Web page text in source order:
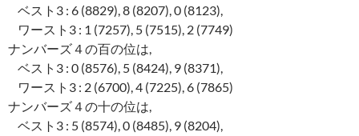
ベスト3 : 6 (8829), 8 (8207), 0 (8123),
ワースト3 : 1 (7257), 5 (7515), 2 (7749)
ナンバーズ４の百の位は,
ベスト3 : 0 (8576), 5 (8424), 9 (8371),
ワースト3 : 2 (6700), 4 (7225), 6 (7865)
ナンバーズ４の十の位は,
ベスト3 : 5 (8574), 0 (8485), 9 (8204),